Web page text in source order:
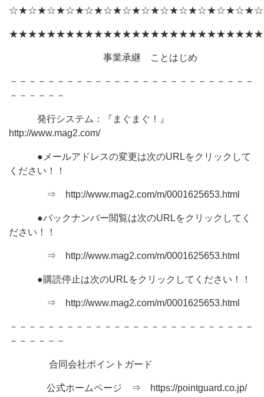
事業承継 ことはじめ
－－－－－－－－－－－－－－－－－－－－－－－－－－
－－－－－－
発行システム：『まぐまぐ！』
http://www.mag2.com/
●メールアドレスの変更は次のURLをクリックして
ください！！
⇒ http://www.mag2.com/m/0001625653.html
●バックナンバー閲覧は次のURLをクリックしてく
ださい！！
⇒ http://www.mag2.com/m/0001625653.html
●購読停止は次のURLをクリックしてください！！
⇒ http://www.mag2.com/m/0001625653.html
－－－－－－－－－－－－－－－－－－－－－－－－－－
－－－－－－
合同会社ポイントガード
公式ホームページ ⇒ https://pointguard.co.jp/